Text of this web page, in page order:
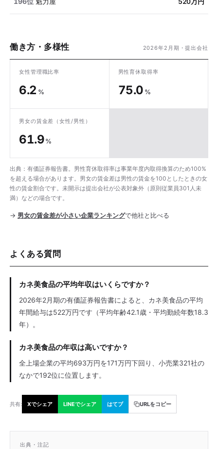
働き方・多様性 2026年2月期・提出会社
女性管理職比率
6.2 %
男性育休取得率
75.0 %
男女の賃金差 （女性/男性）
61.9%
出典：有価証券報告書。男性育休取得率は事業年度内取得換算のため100%
を超える場合があります。男女の賃金差は男性の賃金を100としたときの女
性の賃金割合です。未開示は提出会社が公表対象外（原則従業員301人未
満）などの場合です。
→ 男女の賃金差が小さい企業ランキングで他社と比べる
よくある質問
カネ美食品の平均年収はいくらですか？
2026年2月期の有価証券報告書によると、カネ美食品の平均
年間給与は522万円です（平均年齢42.1歳・平均勤続年数18.3
年）。
カネ美食品の年収は高いですか？
全上場企業の平均693万円を171万円下回り、小売業321社の
なかで192位に位置します。
共有: Xでシェア LINEでシェア はてブ URLをコピー
出典・注記